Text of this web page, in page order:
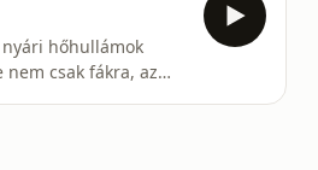
hőhullámok
csak fákra, az